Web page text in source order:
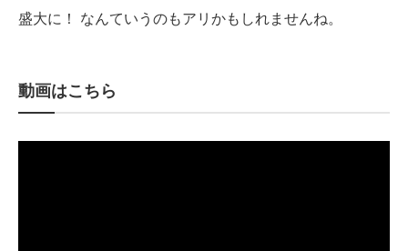
盛大に！ なんていうのもアリかもしれませんね。
動画はこちら